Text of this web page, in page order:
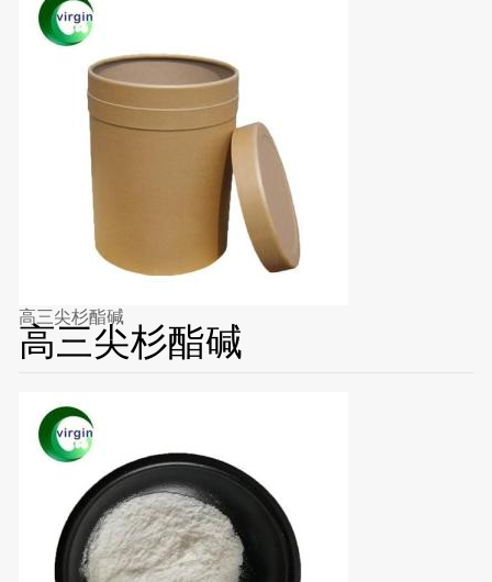
高三尖杉酯碱
高三尖杉酯碱